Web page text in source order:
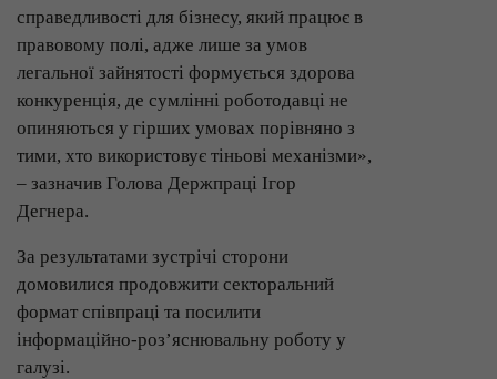
справедливості для бізнесу, який працює в
правовому полі, адже лише за умов
легальної зайнятості формується здорова
конкуренція, де сумлінні роботодавці не
опиняються у гірших умовах порівняно з
тими, хто використовує тіньові механізми»,
– зазначив Голова Держпраці Ігор
Дегнера.
За результатами зустрічі сторони
домовилися продовжити секторальний
формат співпраці та посилити
інформаційно-роз’яснювальну роботу у
галузі.